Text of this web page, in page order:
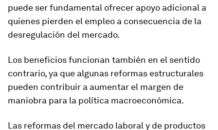
puede ser fundamental ofrecer apoyo adicional a
quienes pierden el empleo a consecuencia de la
desregulación del mercado.
Los beneficios funcionan también en el sentido
contrario, ya que algunas reformas estructurales
pueden contribuir a aumentar el margen de
maniobra para la política macroeconómica.
Las reformas del mercado laboral y de productos